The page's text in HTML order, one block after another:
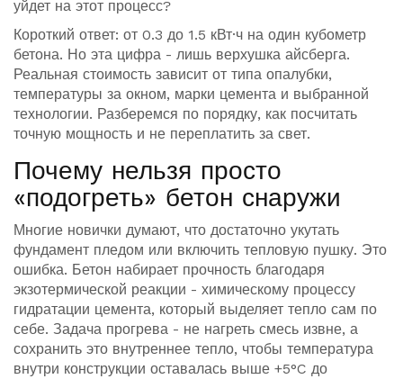
уйдет на этот процесс?
Короткий ответ: от 0.3 до 1.5 кВт·ч на один кубометр
бетона. Но эта цифра - лишь верхушка айсберга.
Реальная стоимость зависит от типа опалубки,
температуры за окном, марки цемента и выбранной
технологии. Разберемся по порядку, как посчитать
точную мощность и не переплатить за свет.
Почему нельзя просто
«подогреть» бетон снаружи
Многие новички думают, что достаточно укутать
фундамент пледом или включить тепловую пушку. Это
ошибка. Бетон набирает прочность благодаря
экзотермической реакции - химическому процессу
гидратации цемента, который выделяет тепло сам по
себе. Задача прогрева - не нагреть смесь извне, а
сохранить это внутреннее тепло, чтобы температура
внутри конструкции оставалась выше +5°C до